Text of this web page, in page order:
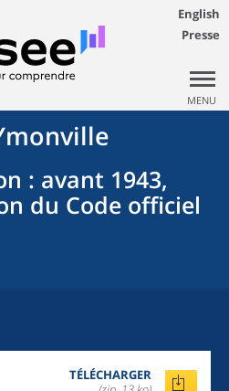
English
Presse
MENU
: avant 1943,
du Code officiel
TÉLÉCHARGER